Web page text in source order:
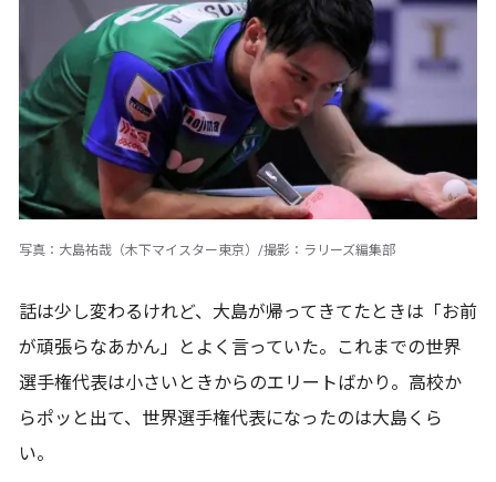
写真：大島祐哉（木下マイスター東京）/撮影：ラリーズ編集部
話は少し変わるけれど、大島が帰ってきてたときは「お前
が頑張らなあかん」とよく言っていた。これまでの世界
選手権代表は小さいときからのエリートばかり。高校か
らポッと出て、世界選手権代表になったのは大島くら
い。